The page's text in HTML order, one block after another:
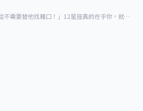
「愛你的人，你從不需要替他找藉口！」12星座真的在乎你，就會在訊息上這樣「和你聊」！